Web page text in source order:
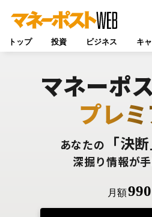
トップ 投資 ビジネス キ
マネーポ
プレ
あなたの 「決断
深掘り情報が手
月額990